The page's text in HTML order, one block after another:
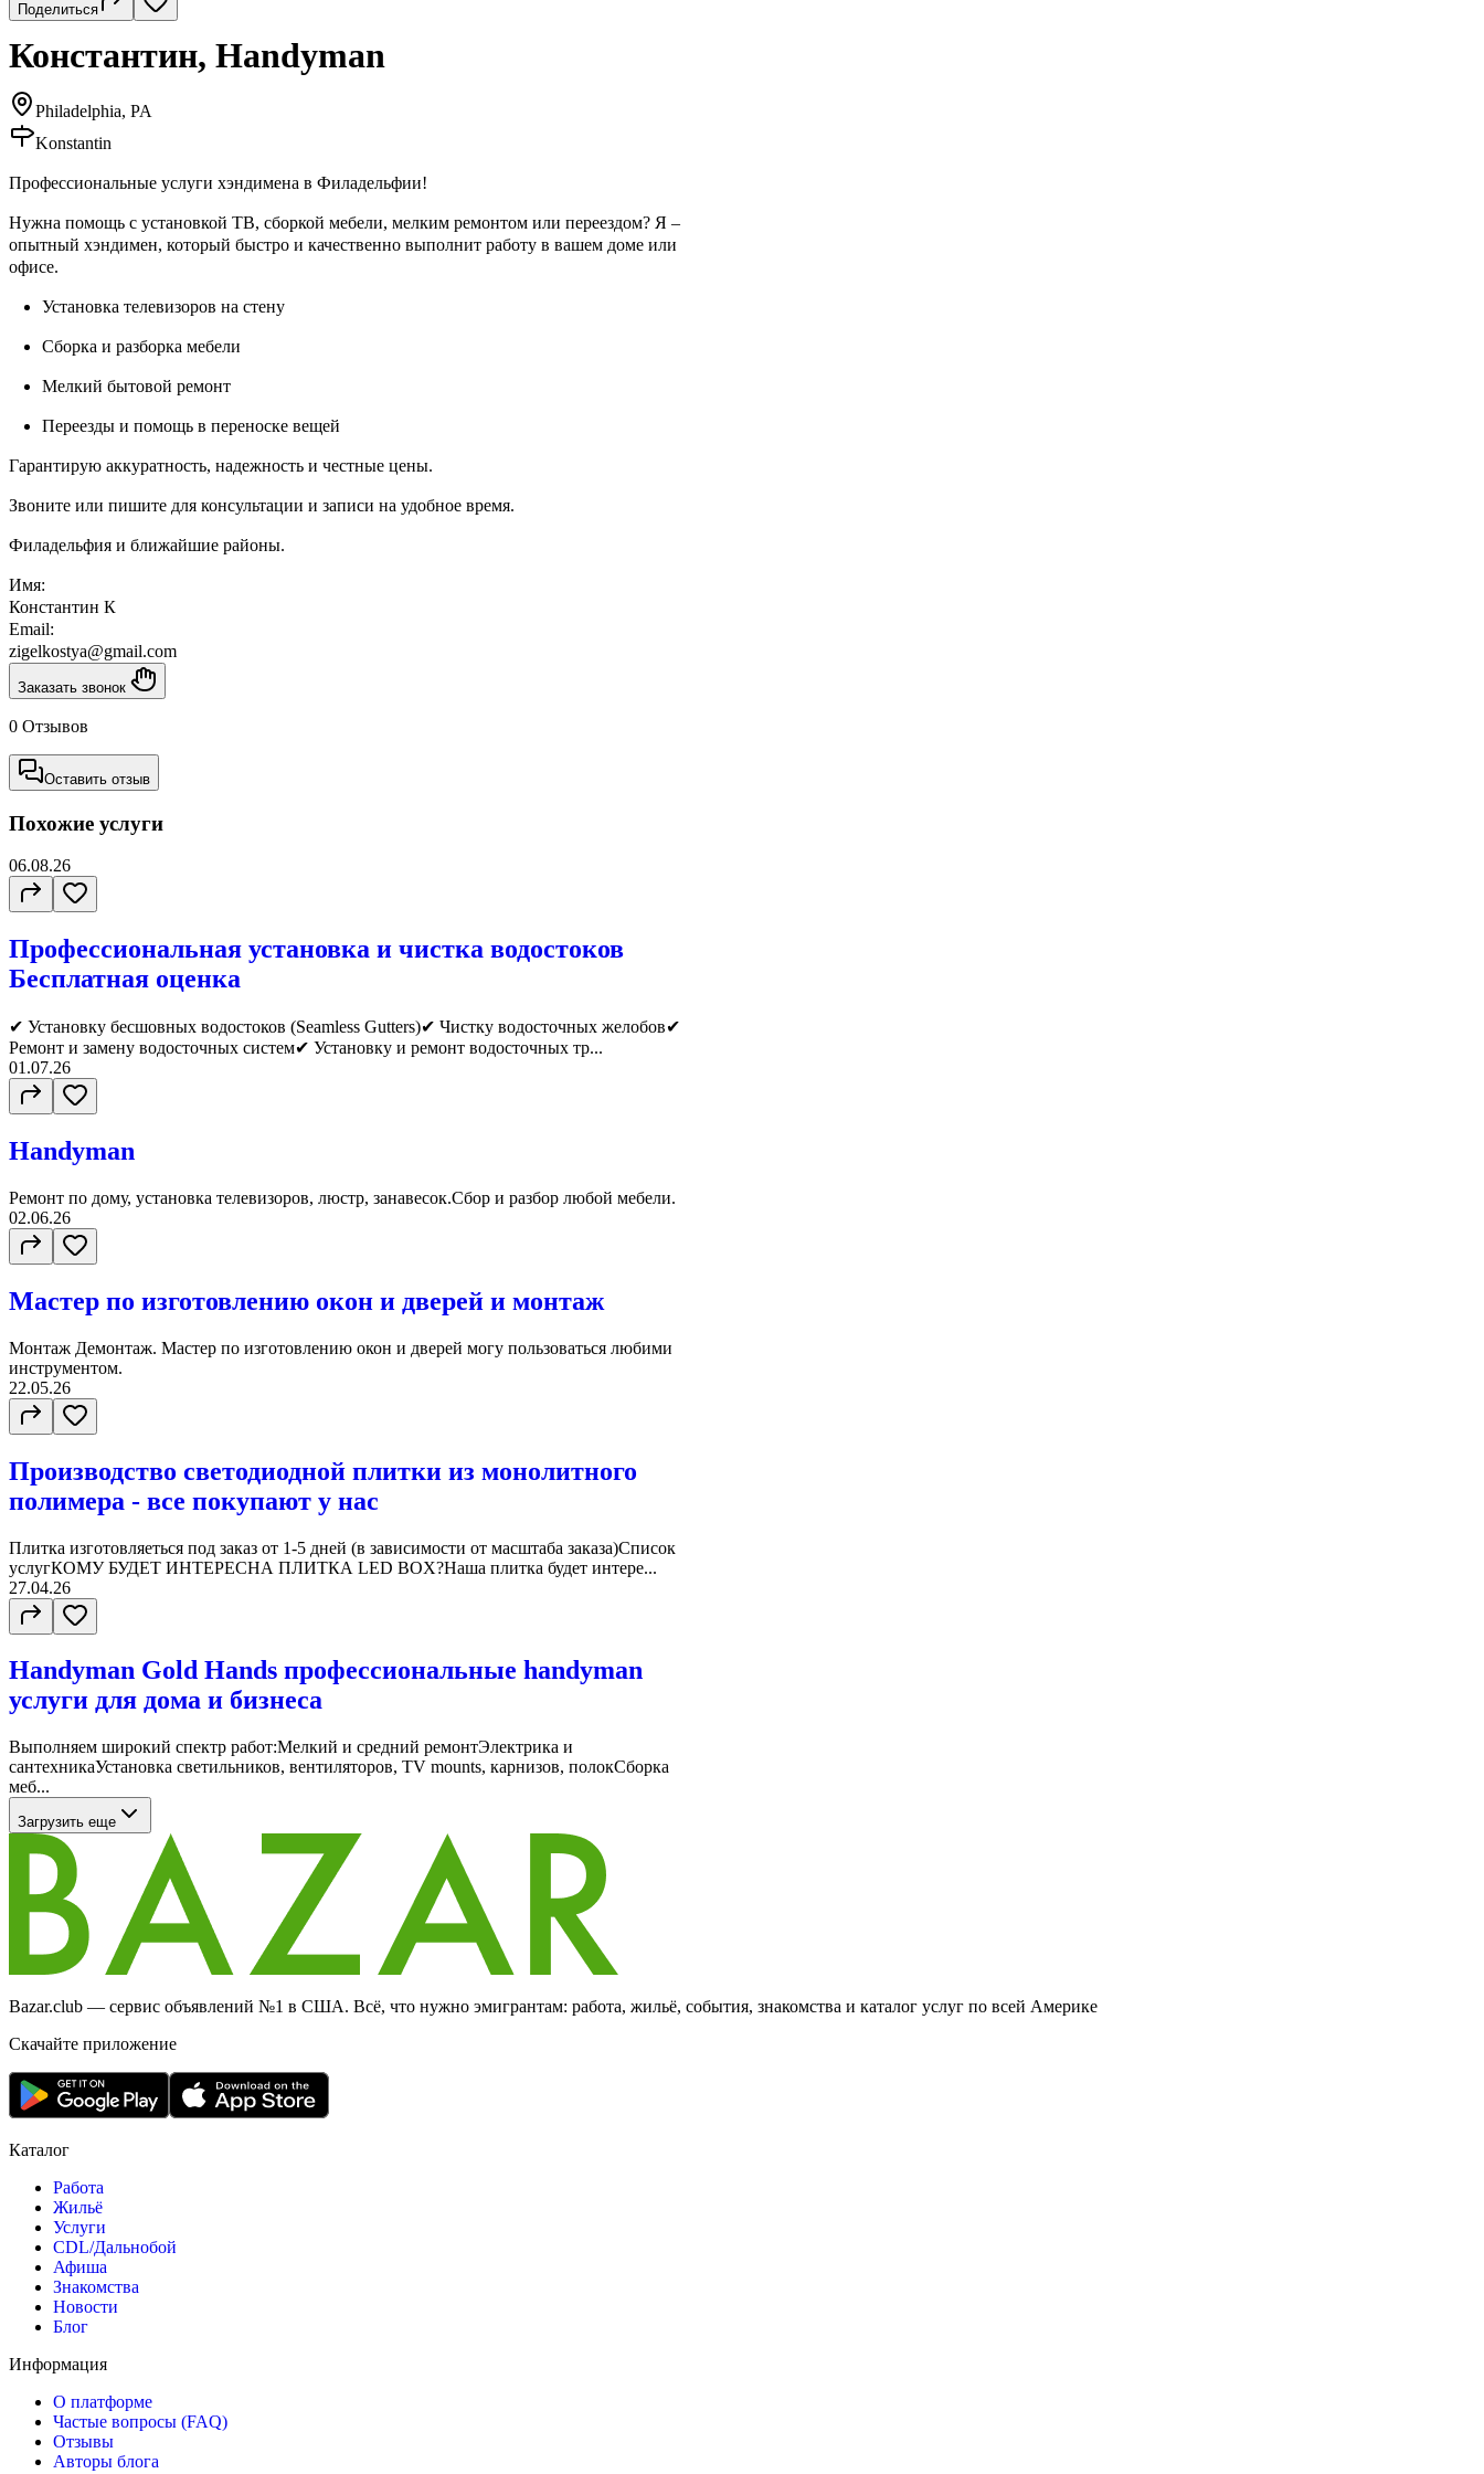
Поделиться
Константин, Handyman
Philadelphia, PA
Konstantin
Профессиональные услуги хэндимена в Филадельфии!
Нужна помощь с установкой ТВ, сборкой мебели, мелким ремонтом или переездом? Я –
опытный хэндимен, который быстро и качественно выполнит работу в вашем доме или
офисе.
Установка телевизоров на стену
Сборка и разборка мебели
Мелкий бытовой ремонт
Переезды и помощь в переноске вещей
Гарантирую аккуратность, надежность и честные цены.
Звоните или пишите для консультации и записи на удобное время.
Филадельфия и ближайшие районы.
Имя:
Константин К
Email:
zigelkostya@gmail.com
Заказать звонок
0 Отзывов
Оставить отзыв
Похожие услуги
06.08.26
Профессиональная установка и чистка водостоков
Бесплатная оценка
✔ Установку бесшовных водостоков (Seamless Gutters)✔ Чистку водосточных желобов✔
Ремонт и замену водосточных систем✔ Установку и ремонт водосточных тр...
01.07.26
Handyman
Ремонт по дому, установка телевизоров, люстр, занавесок.Сбор и разбор любой мебели.
02.06.26
Мастер по изготовлению окон и дверей и монтаж
Монтаж Демонтаж. Мастер по изготовлению окон и дверей могу пользоваться любими
инструментом.
22.05.26
Производство светодиодной плитки из монолитного
полимера - все покупают у нас
Плитка изготовляеться под заказ от 1-5 дней (в зависимости от масштаба заказа)Список
услугКОМУ БУДЕТ ИНТЕРЕСНА ПЛИТКА LED BOX?Наша плитка будет интере...
27.04.26
Handyman Gold Hands профессиональные handyman
услуги для дома и бизнеса
Выполняем широкий спектр работ:Мелкий и средний ремонтЭлектрика и
сантехникаУстановка светильников, вентиляторов, TV mounts, карнизов, полокСборка
меб...
Загрузить еще
Bazar.club — сервис объявлений №1 в США. Всё, что нужно эмигрантам: работа, жильё, события, знакомства и каталог услуг по всей Америке
Скачайте приложение
Каталог
Работа
Жильё
Услуги
CDL/Дальнобой
Афиша
Знакомства
Новости
Блог
Информация
О платформе
Частые вопросы (FAQ)
Отзывы
Авторы блога